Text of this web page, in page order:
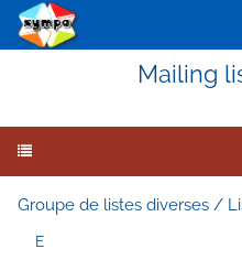
Mailing
Groupe de listes diverses /
E